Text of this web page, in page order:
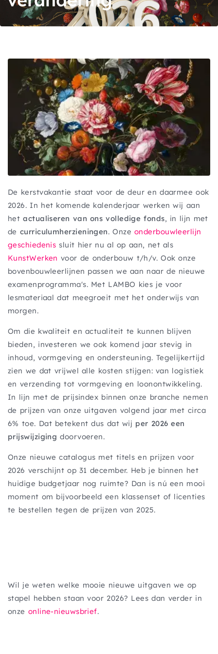
De kerstvakantie staat voor de deur en daarmee ook
2026. In het komende kalenderjaar werken wij aan
hetactualiseren van ons volledige fonds, in lijn met
de curriculumherzieningen. Onze onderbouwleerlijn
geschiedenis sluit hier nu al op aan, net als
KunstWerken voor de onderbouw t/h/v. Ook onze
bovenbouwleerlijnen passen we aan naar de nieuwe
examenprogramma's. Met LAMBO kies je voor
lesmateriaal dat meegroeit met het onderwijs van
morgen.
Om die kwaliteit en actualiteit te kunnen blijven
bieden, investeren we ook komend jaar stevig in
inhoud, vormgeving en ondersteuning. Tegelijkertijd
zien we dat vrijwel alle kosten stijgen: van logistiek
en verzending tot vormgeving en loonontwikkeling.
In lijn met de prijsindex binnen onze branche nemen
de prijzen van onze uitgaven volgend jaar met circa
6% toe. Dat betekent dus dat wij per 2026 een
prijswijziging doorvoeren.
Onze nieuwe catalogus met titels en prijzen voor
2026 verschijnt op 31 december. Heb je binnen het
huidige budgetjaar nog ruimte? Dan is nú een mooi
moment om bijvoorbeeld een klassenset of licenties
te bestellen tegen de prijzen van 2025.
Wil je weten welke mooie nieuwe uitgaven we op
stapel hebben staan voor 2026? Lees dan verder in
onze online-nieuwsbrief.